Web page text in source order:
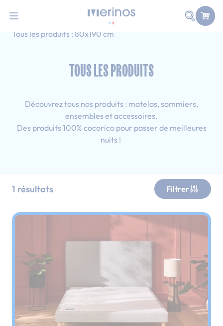
Faire
Accueil
Ado
Tous les produits : 80x190 cm
TOUS LES PRODUITS
Découvrez tous nos produits : matelas, sommiers,
ensembles et accessoires.
Des produits 100% cocorico pour passer de meilleures
nuits !
1 résultats Filtrer